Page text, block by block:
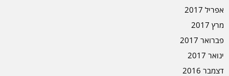
אפריל 2017
מרץ 2017
פברואר 2017
ינואר 2017
דצמבר 2016